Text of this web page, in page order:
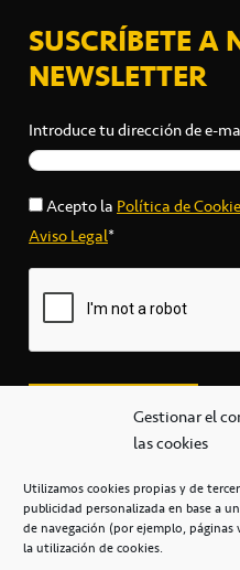
Gestionar el
las cookies
Utilizamos cookies propias y de
publicidad personalizada en base a
de navegación (por ejemplo, páginas
la utilización de cookies.
SUSCRÍBETE A
NEWSLETTER
Introduce tu dirección de e-
Acepto laPolítica de
Aviso Legal*
+34 922 253 684